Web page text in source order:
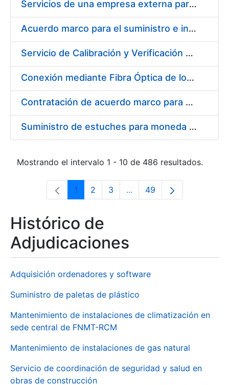
Servicios de una empresa externa para el asesoramiento y resolución de los recursos de alzada que se presentan relacionados con procesos de selección para la FNMT-RCM
Acuerdo marco para el suministro e instalación de persianas, estores y otros complementos
Servicio de Calibración y Verificación Externa de los Equipos de Medición del Servicio de Prevención de la FNMT-RCM
Conexión mediante Fibra Óptica de los Centros de Proceso de Datos (CPDs) de las sedes de la FNMT-RCM de Burgos y Madrid
Contratación de acuerdo marco para el Suministro de Material de Electricidad para la Fábrica Nacional de Moneda y Timbre-Real Casa de la Moneda en su centro de trabajo de Burgos
Suministro de estuches para moneda de 30 €
Mostrando el intervalo 1 - 10 de 486 resultados.
Página
1 Página
2 Página
3 ...Páginas intermedias Use
Página
49
Histórico de
Adjudicaciones
Adquisición ordenadores y software
Suministro de paletas de plástico
Mantenimiento de instalaciones de climatización en
sede central de FNMT-RCM
Mantenimiento de instalaciones de gas natural
Servicio de coordinación de seguridad y salud en
obras de construcción